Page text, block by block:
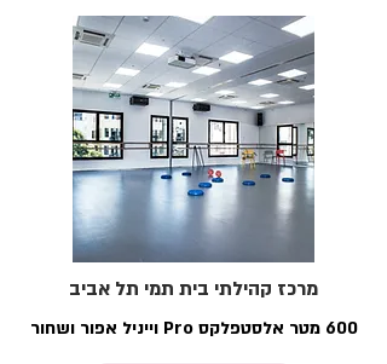
מרכז קהילתי בית תמי תל אביב
600 מטר אלסטפלקס Pro וייניל אפור ושחור